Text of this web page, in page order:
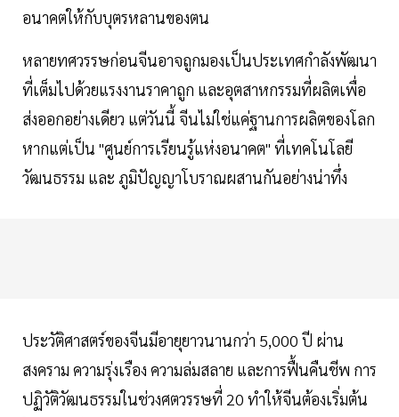
อนาคตให้กับบุตรหลานของตน
หลายทศวรรษก่อนจีนอาจถูกมองเป็นประเทศกำลังพัฒนา
ที่เต็มไปด้วยแรงงานราคาถูก และอุตสาหกรรมที่ผลิตเพื่อ
ส่งออกอย่างเดียว แต่วันนี้ จีนไม่ใช่แค่ฐานการผลิตของโลก
หากแต่เป็น "ศูนย์การเรียนรู้แห่งอนาคต" ที่เทคโนโลยี
วัฒนธรรม และ ภูมิปัญญาโบราณผสานกันอย่างน่าทึ่ง
ประวัติศาสตร์ของจีนมีอายุยาวนานกว่า 5,000 ปี ผ่าน
สงคราม ความรุ่งเรือง ความล่มสลาย และการฟื้นคืนชีพ การ
ปฏิวัติวัฒนธรรมในช่วงศตวรรษที่ 20 ทำให้จีนต้องเริ่มต้น